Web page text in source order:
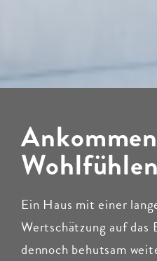
Wohlfühlen
Ein Haus mit einer
Wertschätzung auf das
dennoch behutsam